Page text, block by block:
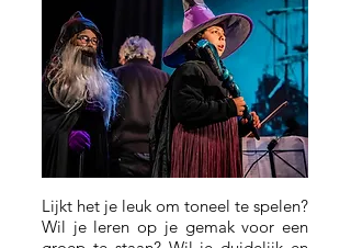
Lijkt het je leuk om toneel te spelen?
Wil je leren op je gemak voor een